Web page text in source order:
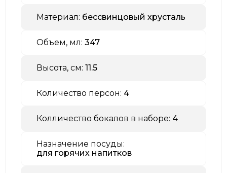
Материал: бессвинцовый хрусталь
Объем, мл: 347
Высота, см: 11.5
Количество персон: 4
Колличество бокалов в наборе: 4
Назначение посуды:
для горячих напитков